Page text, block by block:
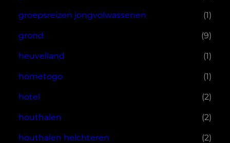
groepsreizen jongvolwassenen (1)
grond (9)
heuvelland (1)
hometogo (1)
hotel (2)
houthalen (2)
houthalen helchteren (2)